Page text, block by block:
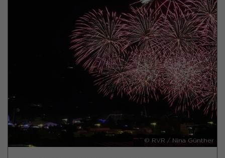
© RVR / Nina Günther